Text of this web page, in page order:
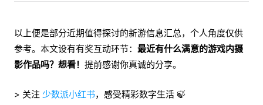
以上便是部分近期值得探讨的新游信息汇总，个人角度仅供
参考。本文设有有奖互动环节： 最近有什么满意的游戏内摄
影作品吗？想看！ 提前感谢你真诚的分享。
> 关注 少数派小红书，感受精彩数字生活 🍃